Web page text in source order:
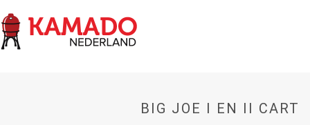
BIG JOE I EN II CART